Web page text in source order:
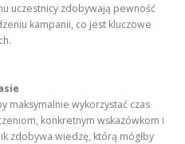
uczestnicy zdobywają pewność
kampanii, co jest kluczowe
maksymalnie wykorzystać czas
konkretnym wskazówkom i
zdobywa wiedzę, którą mógłby